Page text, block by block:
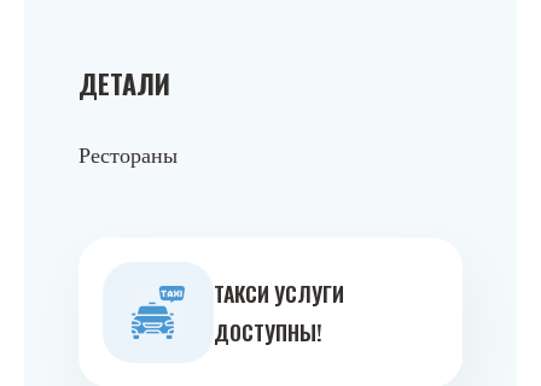
ДЕТАЛИ
Рестораны
ТАКСИ УСЛУГИ
ДОСТУПНЫ!